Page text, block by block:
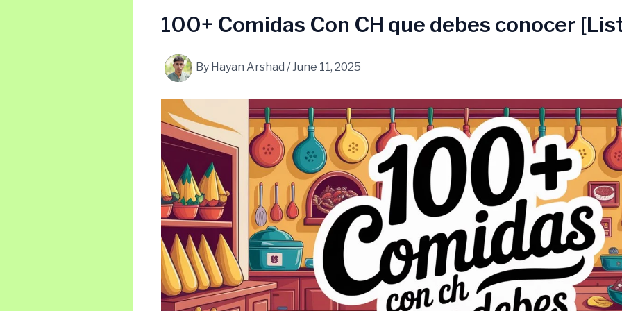
100+ Comidas Con CH que debes conocer
By Hayan Arshad /June 11, 2025